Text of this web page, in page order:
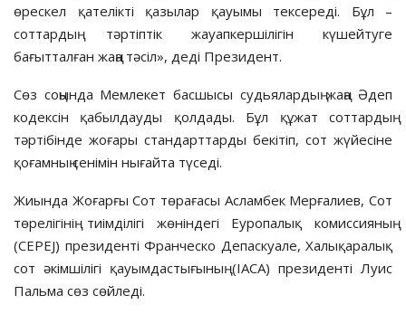
өрескел қателікті қазылар қауымы тексереді. Бұл –
соттардың тәртіптік жауапкершілігін күшейтуге
бағытталған жаңа тәсіл», деді Президент.
Сөз соңында Мемлекет басшысы судьялардың жаңа Әдеп
кодексін қабылдауды қолдады. Бұл құжат соттардың
тәртібінде жоғары стандарттарды бекітіп, сот жүйесіне
қоғамның сенімін нығайта түседі.
Жиында Жоғарғы Сот төрағасы Асламбек Мерғалиев, Сот
төрелігінің тиімділігі жөніндегі Еуропалық комиссияның
(CEРEJ) президенті Франческо Депаскуале, Халықаралық
сот әкімшілігі қауымдастығының (IACA) президенті Луис
Пальма сөз сөйледі.